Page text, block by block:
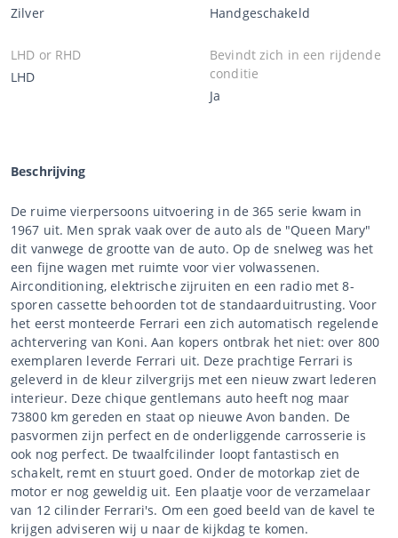
Zilver
Handgeschakeld
LHD or RHD
LHD
Bevindt zich in een rijdende
conditie
Ja
Beschrijving
De ruime vierpersoons uitvoering in de 365 serie kwam in
1967 uit. Men sprak vaak over de auto als de "Queen Mary"
dit vanwege de grootte van de auto. Op de snelweg was het
een fijne wagen met ruimte voor vier volwassenen.
Airconditioning, elektrische zijruiten en een radio met 8-
sporen cassette behoorden tot de standaarduitrusting. Voor
het eerst monteerde Ferrari een zich automatisch regelende
achtervering van Koni. Aan kopers ontbrak het niet: over 800
exemplaren leverde Ferrari uit. Deze prachtige Ferrari is
geleverd in de kleur zilvergrijs met een nieuw zwart lederen
interieur. Deze chique gentlemans auto heeft nog maar
73800 km gereden en staat op nieuwe Avon banden. De
pasvormen zijn perfect en de onderliggende carrosserie is
ook nog perfect. De twaalfcilinder loopt fantastisch en
schakelt, remt en stuurt goed. Onder de motorkap ziet de
motor er nog geweldig uit. Een plaatje voor de verzamelaar
van 12 cilinder Ferrari's. Om een goed beeld van de kavel te
krijgen adviseren wij u naar de kijkdag te komen.